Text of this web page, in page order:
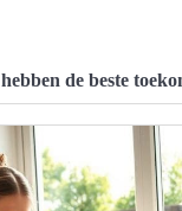
de beste